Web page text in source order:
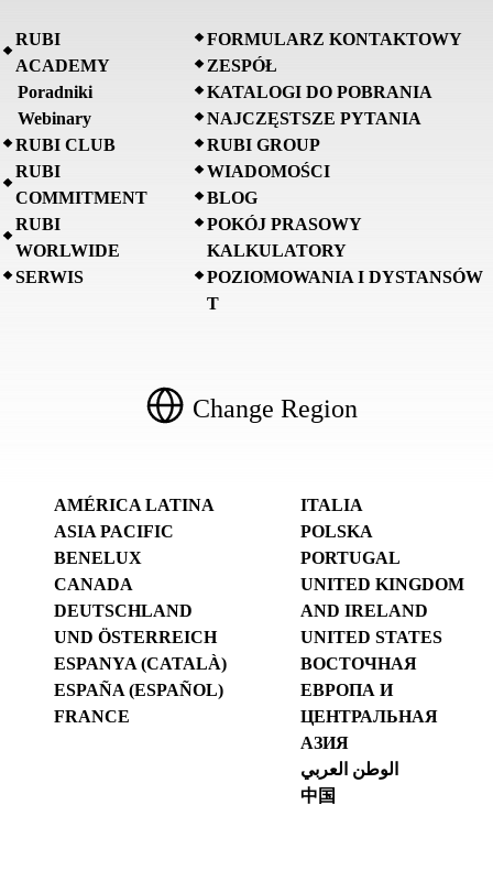
RUBI
ACADEMY
Poradniki
Webinary
RUBI CLUB
RUBI
COMMITMENT
RUBI
WORLWIDE
SERWIS
FORMULARZ KONTAKTOWY
ZESPÓŁ
KATALOGI DO POBRANIA
NAJCZĘSTSZE PYTANIA
RUBI GROUP
WIADOMOŚCI
BLOG
POKÓJ PRASOWY
KALKULATORY
POZIOMOWANIA I DYSTANSÓW
T
Change Region
AMÉRICA LATINA
ASIA PACIFIC
BENELUX
CANADA
DEUTSCHLAND
UND ÖSTERREICH
ESPANYA (CATALÀ)
ESPAÑA (ESPAÑOL)
FRANCE
ITALIA
POLSKA
PORTUGAL
UNITED KINGDOM
AND IRELAND
UNITED STATES
ВОСТОЧНАЯ
ЕВРОПА И
ЦЕНТРАЛЬНАЯ
АЗИЯ
الوطن العربي
中国